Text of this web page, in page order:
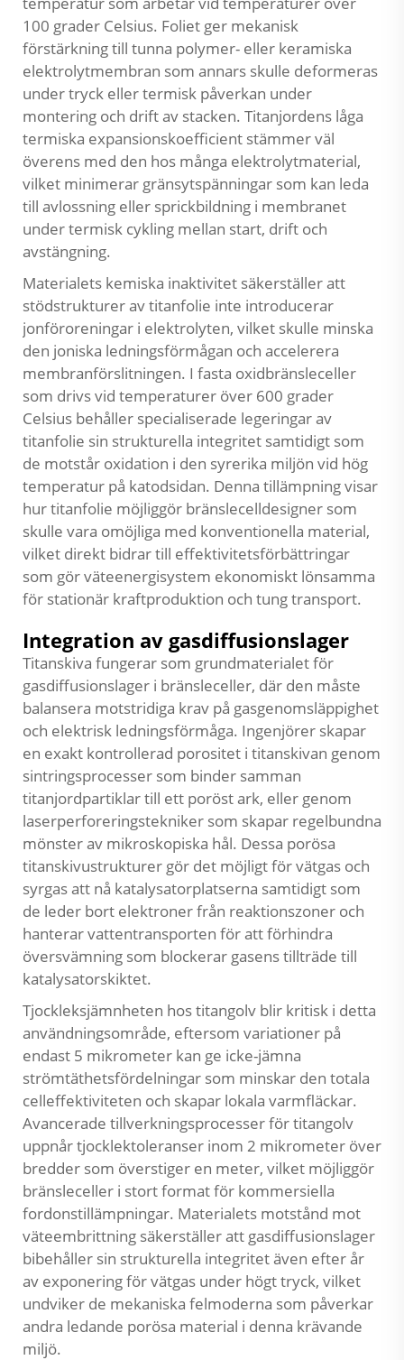
100 grader Celsius. Foliet ger mekanisk
förstärkning till tunna polymer- eller keramiska
elektrolytmembran som annars skulle deformeras
under tryck eller termisk påverkan under
montering och drift av stacken. Titanjordens låga
termiska expansionskoefficient stämmer väl
överens med den hos många elektrolytmaterial,
vilket minimerar gränsytspänningar som kan leda
till avlossning eller sprickbildning i membranet
under termisk cykling mellan start, drift och
avstängning.
Materialets kemiska inaktivitet säkerställer att
stödstrukturer av titanfolie inte introducerar
jonföroreningar i elektrolyten, vilket skulle minska
den joniska ledningsförmågan och accelerera
membranförslitningen. I fasta oxidbränsleceller
som drivs vid temperaturer över 600 grader
Celsius behåller specialiserade legeringar av
titanfolie sin strukturella integritet samtidigt som
de motstår oxidation i den syrerika miljön vid hög
temperatur på katodsidan. Denna tillämpning visar
hurtitanfolie möjliggör bränslecelldesigner som
skulle vara omöjliga med konventionella material,
vilket direkt bidrar till effektivitetsförbättringar
som gör väteenergisystem ekonomiskt lönsamma
för stationär kraftproduktion och tung transport.
Integration av gasdiffusionslager
Titanskiva fungerar som grundmaterialet för
gasdiffusionslager i bränsleceller, där den måste
balansera motstridiga krav på gasgenomsläppighet
och elektrisk ledningsförmåga. Ingenjörer skapar
en exakt kontrollerad porositet i titanskivan genom
sintringsprocesser som binder samman
titanjordpartiklar till ett poröst ark, eller genom
laserperforeringstekniker som skapar regelbundna
mönster av mikroskopiska hål. Dessa porösa
titanskivustrukturer gör det möjligt för vätgas och
syrgas att nå katalysatorplatserna samtidigt som
de leder bort elektroner från reaktionszoner och
hanterar vattentransporten för att förhindra
översvämning som blockerar gasens tillträde till
katalysatorskiktet.
Tjockleksjämnheten hos titangolv blir kritisk i detta
användningsområde, eftersom variationer på
endast 5 mikrometer kan ge icke-jämna
strömtäthetsfördelningar som minskar den totala
celleffektiviteten och skapar lokala varmfläckar.
Avancerade tillverkningsprocesser för titangolv
uppnår tjocklektoleranser inom 2 mikrometer över
bredder som överstiger en meter, vilket möjliggör
bränsleceller i stort format för kommersiella
fordonstillämpningar. Materialets motstånd mot
väteembrittning säkerställer att gasdiffusionslager
bibehåller sin strukturella integritet även efter år
av exponering för vätgas under högt tryck, vilket
undviker de mekaniska felmoderna som påverkar
andra ledande porösa material i denna krävande
miljö.